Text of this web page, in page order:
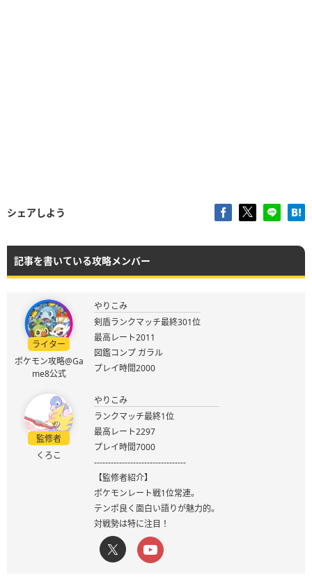
シェアしよう
記事を書いている攻略メンバー
ライター
ポケモン攻略@Ga
me8公式
やりこみ
剣盾ランクマッチ最終301位
最高レート2011
図鑑コンプ ガラル
プレイ時間2000
監修者
くろこ
やりこみ
ランクマッチ最終1位
最高レート2297
プレイ時間7000
---------------------------------
【監修者紹介】
ポケモンレート戦1位常連。
テンポ良く面白い語りが魅力的。
対戦勢は特に注目！